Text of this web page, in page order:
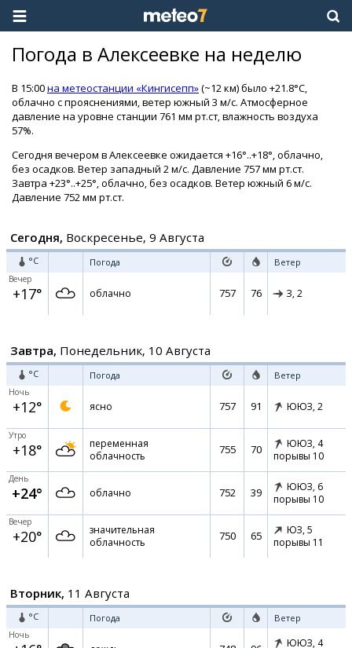
Погода в Алексеевке на неделю
В 15:00на метеостанции «Кингисепп»(~12 км) было +21.8°C,
облачно с прояснениями, ветер южный 3 м/с. Атмосферное
давление на уровне станции 761 мм рт.ст, влажность воздуха
57%.
Сегодня вечером в Алексеевке ожидается +16°..+18°, облачно,
без осадков. Ветер западный 2 м/с. Давление 757 мм рт.ст.
Завтра +23°..+25°, облачно, без осадков. Ветер южный 6 м/с.
Давление 752 мм рт.ст.
Сегодня, Воскресенье, 9 Августа
°C Погода Ветер
Вечер
+17° облачно 757 76 З, 2
Завтра, Понедельник, 10 Августа
°C Погода Ветер
Ночь
+12° ясно 757 91 ЮЮЗ, 2
Утро
+18°
переменная
облачность
755 70 ЮЮЗ, 4
порывы 10
День
+24° облачно 752 39 ЮЮЗ, 6
порывы 10
Вечер
+20°
значительная
облачность
750 65 ЮЗ, 5
порывы 11
Вторник, 11 Августа
°C Погода Ветер
Ночь
ЮЮЗ, 4